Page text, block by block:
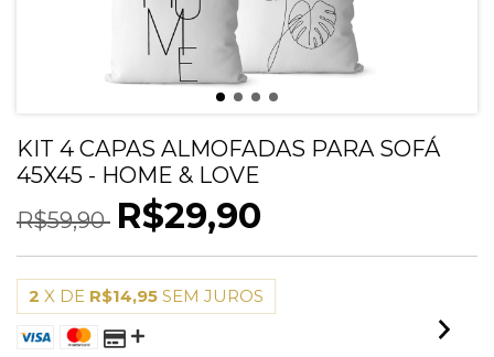
KIT 4 CAPAS ALMOFADAS PARA SOFÁ
45X45 - HOME & LOVE
R$59,90 R$29,90
2 X DE R$14,95 SEM JUROS